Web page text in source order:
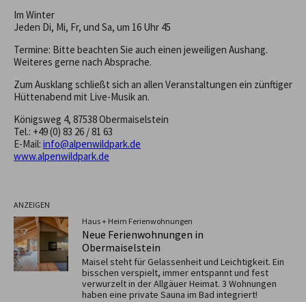
Im Winter
Jeden Di, Mi, Fr, und Sa, um 16 Uhr 45
Termine: Bitte beachten Sie auch einen jeweiligen Aushang.
Weiteres gerne nach Absprache.
Zum Ausklang schließt sich an allen Veranstaltungen ein zünftiger
Hüttenabend mit Live-Musik an.
Königsweg 4, 87538 Obermaiselstein
Tel.: +49 (0) 83 26 / 81 63
E-Mail: info@alpenwildpark.de
www.alpenwildpark.de
ANZEIGEN
Haus + Heim Ferienwohnungen
Neue Ferienwohnungen in
Obermaiselstein
Maisel steht für Gelassenheit und Leichtigkeit. Ein
bisschen verspielt, immer entspannt und fest
verwurzelt in der Allgäuer Heimat. 3 Wohnungen
haben eine private Sauna im Bad integriert!